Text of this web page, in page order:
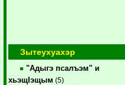
Зытеухуахэр
"Адыгэ псалъэм" и
хьэщIэщым (5)